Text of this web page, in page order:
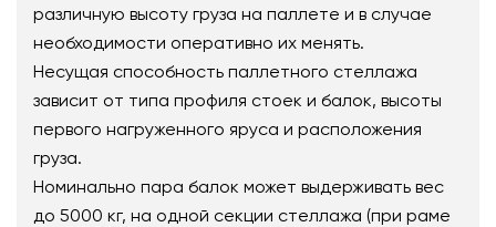
различную высоту груза на паллете и в случае
необходимости оперативно их менять.
Несущая способность паллетного стеллажа
зависит от типа профиля стоек и балок, высоты
первого нагруженного яруса и расположения
груза.
Номинально пара балок может выдерживать вес
до 5000 кг, на одной секции стеллажа (при раме